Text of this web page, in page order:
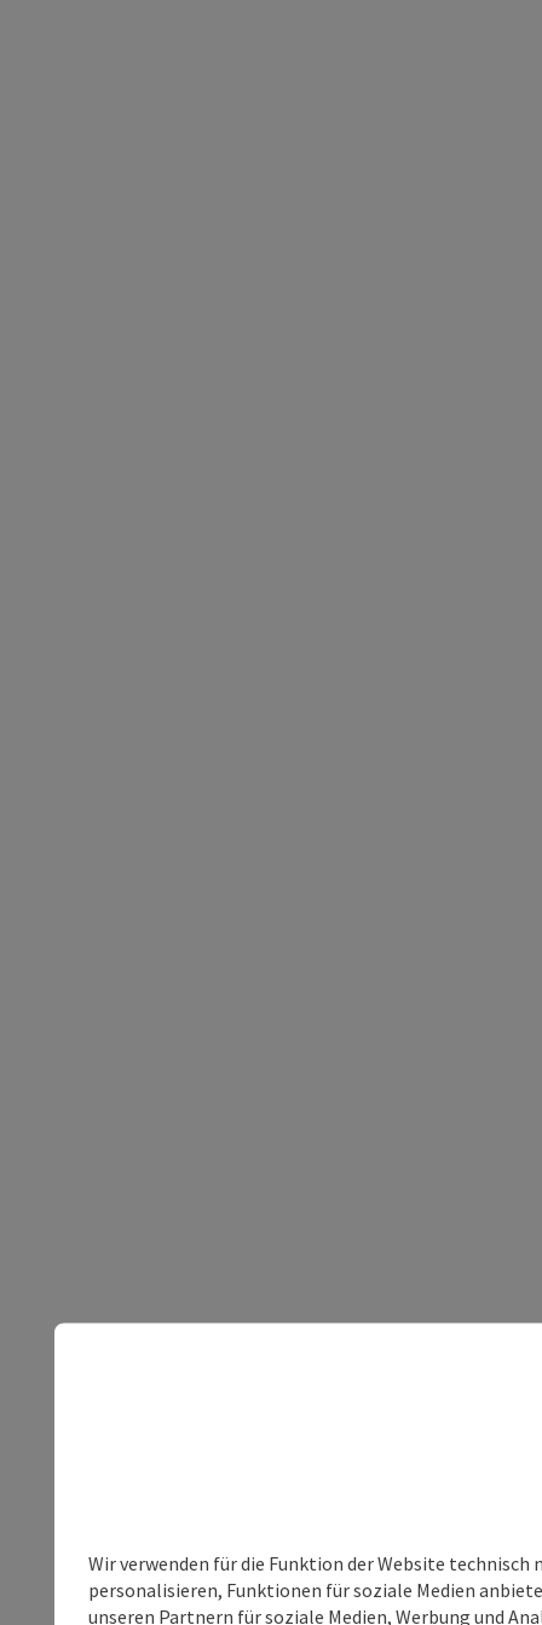
Wir verwenden für die Funktion der Website
personalisieren, Funktionen für soziale Medien
unseren Partnern für soziale Medien, Werbung und